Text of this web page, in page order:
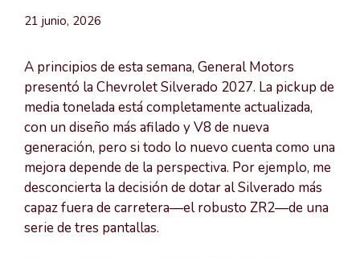
21 junio, 2026
A principios de esta semana, General Motors
presentó la Chevrolet Silverado 2027. La pickup de
media tonelada está completamente actualizada,
con un diseño más afilado y V8 de nueva
generación, pero si todo lo nuevo cuenta como una
mejora depende de la perspectiva. Por ejemplo, me
desconcierta la decisión de dotar al Silverado más
capaz fuera de carretera—el robusto ZR2—de una
serie de tres pantallas.